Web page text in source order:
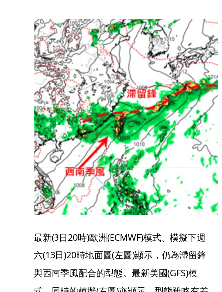
最新(3日20時)歐洲(ECMWF)模式、模擬下週
六(13日)20時地面圖(左圖)顯示，仍為滯留鋒
與西南季風配合的型態。最新美國(GFS)模